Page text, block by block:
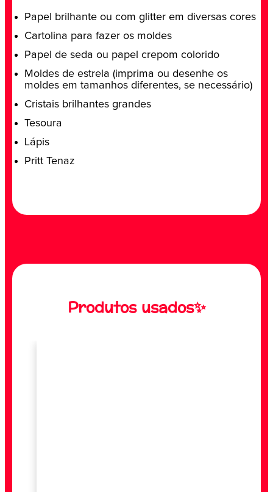
Papel brilhante ou com glitter em diversas cores
Cartolina para fazer os moldes
Papel de seda ou papel crepom colorido
Moldes de estrela (imprima ou desenhe os
moldes em tamanhos diferentes, se necessário)
Cristais brilhantes grandes
Tesoura
Lápis
Pritt Tenaz
Produtos usados✨